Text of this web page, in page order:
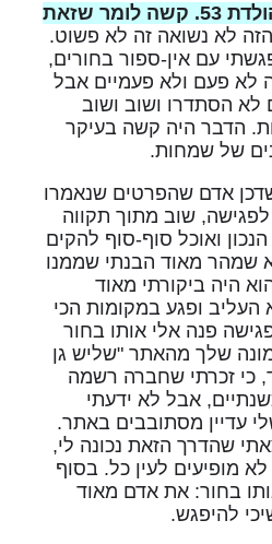
לאחרונה חגגתי יום הולדת 53. קשה לומר שזאת
הזה לא נשואה זה לא פשוט.
עם אין-ספור בחורים,
לא פעם ולא פעמיים אבל
לא הסתדרו ושוב ושוב
הדבר היה קשה בעיקר
של שמחות.
אדם שהפרטים שנאמרו
לפגישה, שוב מתוך תקווה
ואוכל סוף-סוף להקים
שמהר מאוד הבנתי שממנו
היה ביקורתי מאוד
ופגע במקומות הכי
פנה אלי אותו בחור
שלך מהאתר "שליש גן
כי זכרתי שחברה רשמה
אבל לא ידעתי
עדיין מסתובבים באתר.
שהדרך הזאת נכונה לי,
מופיעים לעין כל. בסוף
בחור: את אדם מאוד
להיפגש.